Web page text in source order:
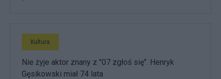
Kultura
Nie żyje aktor znany z "07 zgłoś się". Henryk
Gęsikowski miał 74 lata